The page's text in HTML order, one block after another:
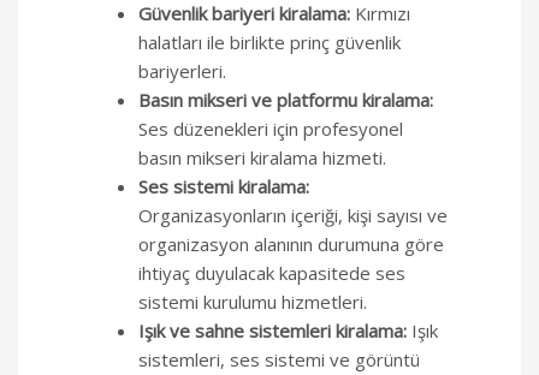
Güvenlik bariyeri kiralama: Kırmızı
halatları ile birlikte prinç güvenlik
bariyerleri.
Basın mikseri ve platformu kiralama:
Ses düzenekleri için profesyonel
basın mikseri kiralama hizmeti.
Ses sistemi kiralama:
Organizasyonların içeriği, kişi sayısı ve
organizasyon alanının durumuna göre
ihtiyaç duyulacak kapasitede ses
sistemi kurulumu hizmetleri.
Işık ve sahne sistemleri kiralama: Işık
sistemleri, ses sistemi ve görüntü